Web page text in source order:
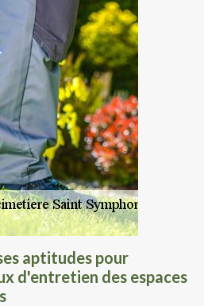
aptitudes pour
d'entretien des espaces